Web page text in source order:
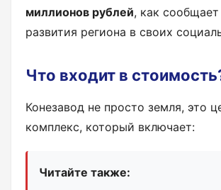
миллионов рублей, как
развития региона в своих
Что входит в
Конезавод не просто земля, это
комплекс, который включает:
Читайте также: